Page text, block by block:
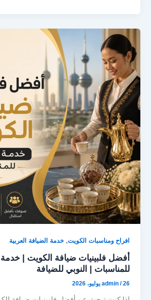
c
e
b
o
o
k
s
t
o
d
o
n
a
i
l
a
r
e
افراح ومناسبات الكويت,خدمة الضيافة العربية
أفضل فلبينيات ضيافة الكويت | خدمة
للمناسبات | النوبي للضيافة
admin /26 يوليو، 2026